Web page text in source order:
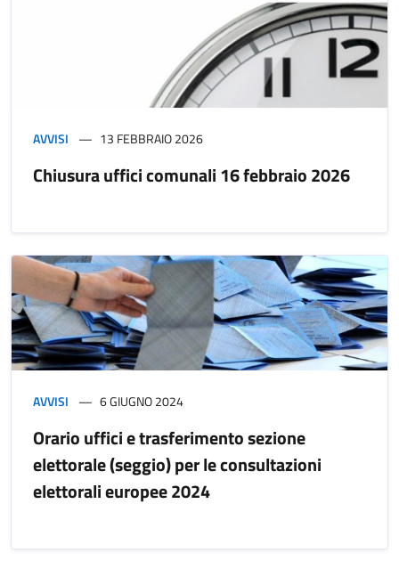
AVVISI 13 FEBBRAIO 2026
Chiusura uffici comunali 16 febbraio 2026
AVVISI 6 GIUGNO 2024
Orario uffici e trasferimento sezione
elettorale (seggio) per le consultazioni
elettorali europee 2024